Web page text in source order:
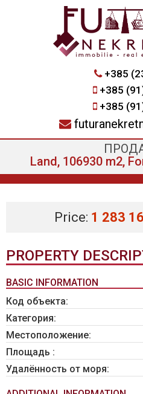
+385
+385
+385
Land, 106930 m2,
Price: 1 283
PROPERTY
BASIC INFORMATION
Код объекта:
Категория:
Местоположение:
Площадь :
Удалённость от моря: